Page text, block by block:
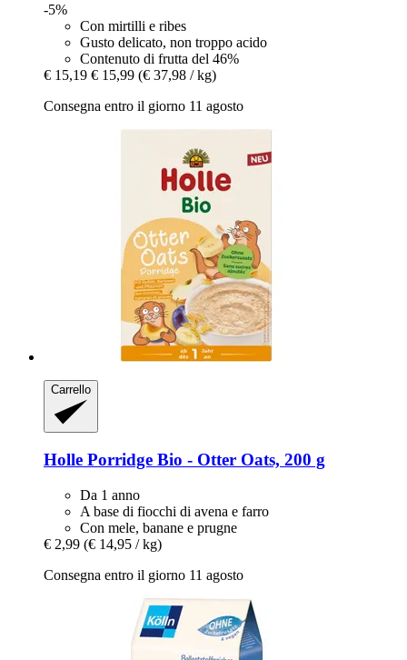
-5%
Con mirtilli e ribes
Gusto delicato, non troppo acido
Contenuto di frutta del 46%
€ 15,19 € 15,99 (€ 37,98 / kg)
Consegna entro il giorno 11 agosto
Carrello
Holle Porridge Bio -​ Otter Oats, 200 g
Da 1 anno
A base di fiocchi di avena e farro
Con mele, banane e prugne
€ 2,99 (€ 14,95 / kg)
Consegna entro il giorno 11 agosto